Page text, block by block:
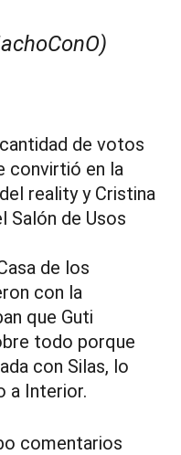
de votos
convirtió en la
reality y Cristina
Salón de Usos
de los
con la
que Guti
todo porque
con Silas, lo
a Interior.
comentarios